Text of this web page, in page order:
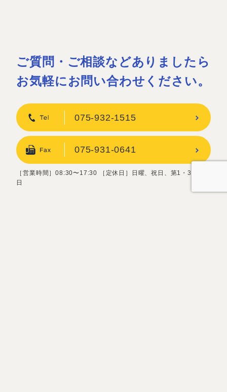
ご質問・ご相談などありましたら
お気軽にお問い合わせください。
075-932-1515
075-931-0641
［営業時間］08:30〜17:30 ［定休日］日曜、祝日、第1・3土曜
日